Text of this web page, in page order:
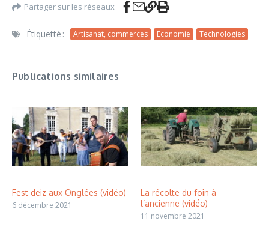
Partager sur les réseaux
Étiquetté : Artisanat, commerces Economie Technologies
Publications similaires
Fest deiz aux Onglées (vidéo)
6 décembre 2021
La récolte du foin à
l’ancienne (vidéo)
11 novembre 2021